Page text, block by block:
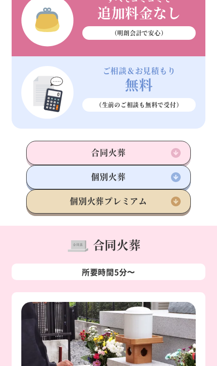
追加料金なし
（明朗会計で安心）
ご相談＆お見積もり
無料
（生前のご相談も無料で受付）
合同火葬
個別火葬
個別火葬プレミアム
合同火葬
所要時間5分〜